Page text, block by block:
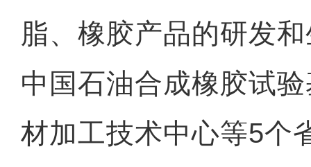
脂、橡胶产品的研发
中国石油合成橡胶试
材加工技术中心等5个